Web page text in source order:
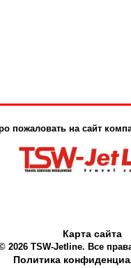
пожаловать на сайт
Карта сайта
2026 TSW-Jetline. Все
Политика